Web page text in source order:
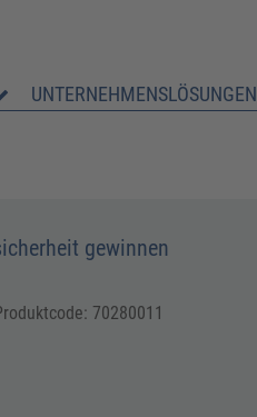
UNTERNEHMENSLÖSUNGEN
gewinnen
70280011